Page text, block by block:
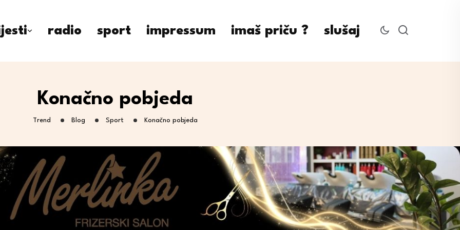
radio sport impressum imaš priču ? slušaj
Konačno pobjeda
Trend Blog Sport Konačno pobjeda